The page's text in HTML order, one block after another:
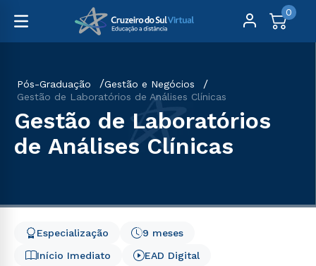
0
Pós-Graduação
Gestão e Negócios
Gestão de Laboratórios de Análises Clínicas
Gestão de Laboratórios
de Análises Clínicas
Início Imediato
9 meses
Especialização
EAD Digital